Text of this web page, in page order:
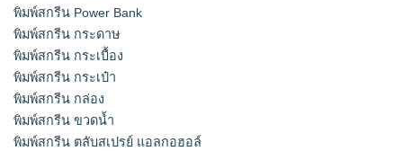
พิมพ์สกรีน Power Bank
พิมพ์สกรีน กระดาษ
พิมพ์สกรีน กระเบื้อง
พิมพ์สกรีน กระเป๋า
พิมพ์สกรีน กล่อง
พิมพ์สกรีน ขวดน้ำ
พิมพ์สกรีน ตลับสเปรย์ แอลกอฮอล์